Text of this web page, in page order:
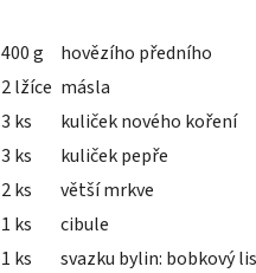
400 g
hovězího předního
2 lžíce másla
3 ks
kuliček nového koření
3 ks
kuliček pepře
2 ks
větší mrkve
1 ks
cibule
1 ks
svazku bylin: bobkový